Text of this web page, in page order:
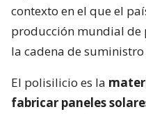
contexto en el que el
producción mundial de
la cadena de
El polisilicio es la
fabricar paneles